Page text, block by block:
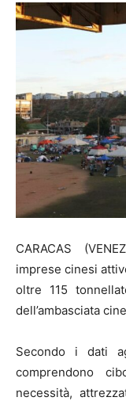
CARACAS
imprese cinesi
oltre 115
dell’ambasciata
Secondo i dati
comprendono
necessità,